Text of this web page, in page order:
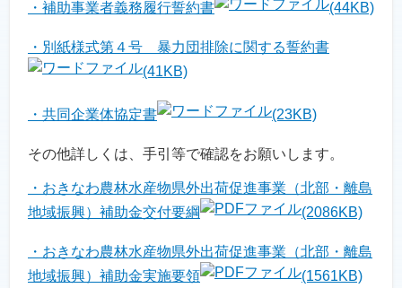
・補助事業者義務履行誓約書 (44KB)
・別紙様式第４号 暴力団排除に関する誓約書
(41KB)
・共同企業体協定書 (23KB)
その他詳しくは、手引等で確認をお願いします。
・おきなわ農林水産物県外出荷促進事業（北部・離島
地域振興）補助金交付要綱
(2086KB)
・おきなわ農林水産物県外出荷促進事業（北部・離島
地域振興）補助金実施要領
(1561KB)